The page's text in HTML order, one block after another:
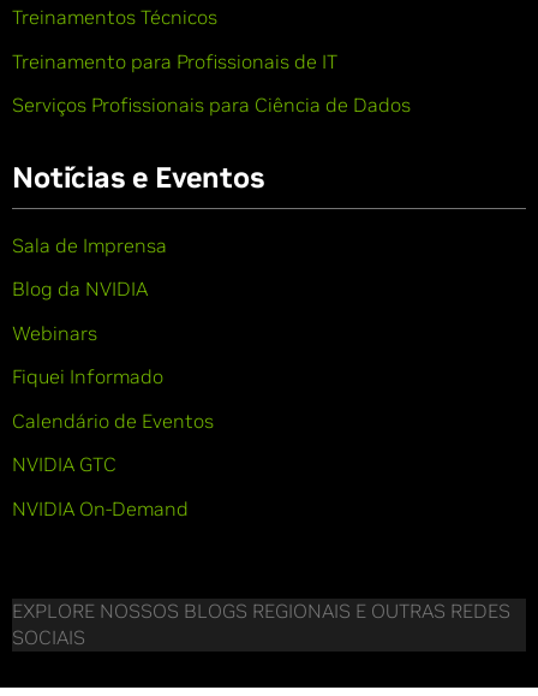
Treinamentos Técnicos
Treinamento para Profissionais de IT
Serviços Profissionais para Ciência de Dados
Notícias e Eventos
Sala de Imprensa
Blog da NVIDIA
Webinars
Fiquei Informado
Calendário de Eventos
NVIDIA GTC
NVIDIA On-Demand
EXPLORE NOSSOS BLOGS REGIONAIS E OUTRAS REDES
SOCIAIS